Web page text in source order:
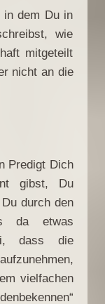
in dem Du in
wie
mitgeteilt
nicht an die
Predigt Dich
gibst, Du
durch den
da etwas
dass die
vielfachen